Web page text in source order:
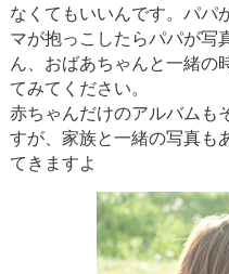
なくてもいいんです。パパ
マが抱っこしたらパパが写
ん、おばあちゃんと一緒の
てみてください。
赤ちゃんだけのアルバムも
すが、家族と一緒の写真も
てきますよ